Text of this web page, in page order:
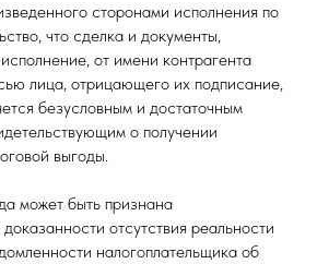
сторонами исполнения по
что сделка и документы,
от имени контрагента
лица, отрицающего их подписание,
безусловным и достаточным
о получении
выгоды.
может быть признана
отсутствия реальности
налогоплательщика об